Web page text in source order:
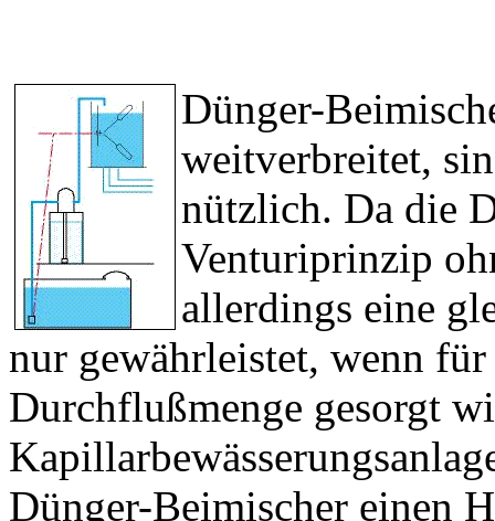
Dünger-
weitverbreitet,
nützlich. Da die
Venturiprinzip
allerdings eine
nur gewährleistet, wenn für
Durchflußmenge gesorgt
Dünger-Beimischer einen